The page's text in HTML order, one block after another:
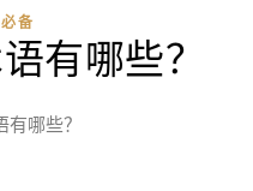
备
有哪些？
有哪些？